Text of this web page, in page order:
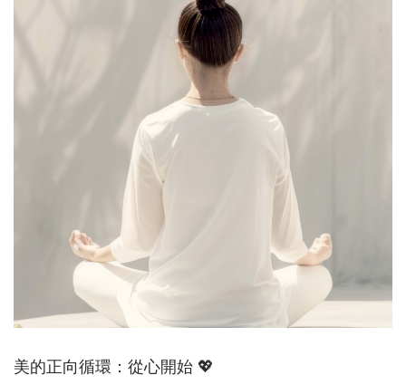
美的正向循環：從心開始 💖